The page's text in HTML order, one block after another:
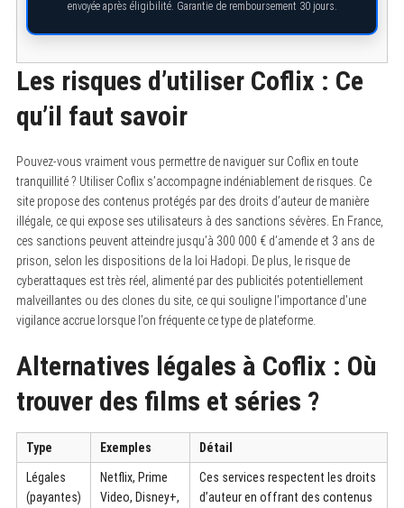
envoyée après éligibilité. Garantie de remboursement 30 jours.
Les risques d’utiliser Coflix : Ce
qu’il faut savoir
Pouvez-vous vraiment vous permettre de naviguer sur Coflix en toute
tranquillité ? Utiliser Coflix s’accompagne indéniablement de risques. Ce
site propose des contenus protégés par des droits d’auteur de manière
illégale, ce qui expose ses utilisateurs à des sanctions sévères. En France,
ces sanctions peuvent atteindre jusqu’à 300 000 € d’amende et 3 ans de
prison, selon les dispositions de la loi Hadopi. De plus, le risque de
cyberattaques est très réel, alimenté par des publicités potentiellement
malveillantes ou des clones du site, ce qui souligne l’importance d’une
vigilance accrue lorsque l’on fréquente ce type de plateforme.
Alternatives légales à Coflix : Où
trouver des films et séries ?
Type Exemples Détail
Légales
(payantes)
Netflix, Prime
Video, Disney+,
Ces services respectent les droits
d’auteur en offrant des contenus